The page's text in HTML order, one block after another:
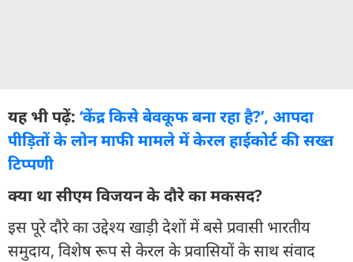
यह भी पढ़ें: ‘केंद्र किसे बेवकूफ बना रहा है?’, आपदा
पीड़ितों के लोन माफी मामले में केरल हाईकोर्ट की सख्त
टिप्पणी
क्या था सीएम विजयन के दौरे का मकसद?
इस पूरे दौरे का उद्देश्य खाड़ी देशों में बसे प्रवासी भारतीय
समुदाय, विशेष रूप से केरल के प्रवासियों के साथ संवाद